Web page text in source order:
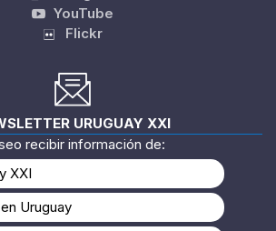
YouTube
Flickr
URUGUAY XXI
recibir información de:
XXI
Uruguay